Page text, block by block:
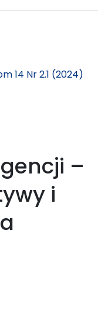
14 Nr 2.1 (2024)
–
i